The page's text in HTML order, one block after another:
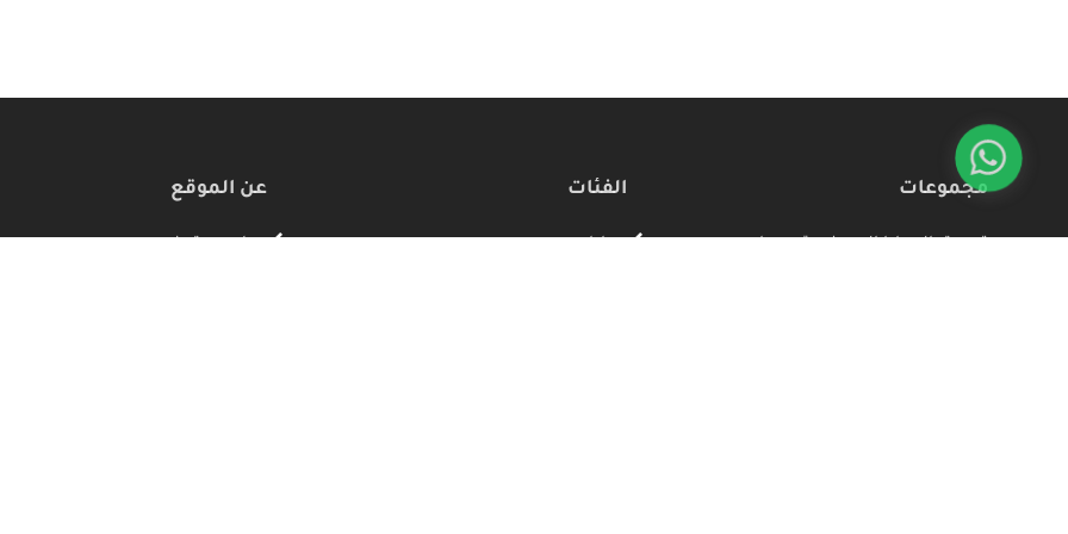
مجموعات
تسوق الهدايا المصنوعة يدويا
الفئات
هدايا
عن الموقع
حول سوق فن